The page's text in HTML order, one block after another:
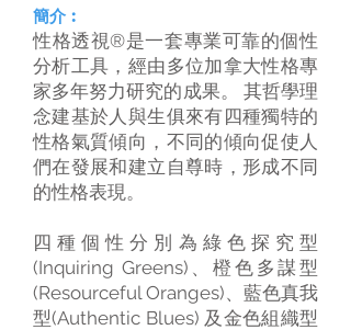
簡介︰
性格透視®是一套專業可靠的個性
分析工具，經由多位加拿大性格專
家多年努力研究的成果。 其哲學理
念建基於人與生俱來有四種獨特的
性格氣質傾向，不同的傾向促使人
們在發展和建立自尊時，形成不同
的性格表現。
四種個性分別為綠色探究型
(Inquiring Greens)、橙色多謀型
(Resourceful Oranges)、藍色真我
型(Authentic Blues) 及金色組織型